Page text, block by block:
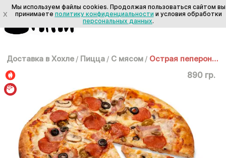
Доставка в Хохле / Пицца / С мясом / Острая пеперони 35см
890 гр.
X
Мы используем файлы cookies. Продолжая пользоваться сайтом вы
принимаете политику конфиденциальности и условия обработки
персональных данных.